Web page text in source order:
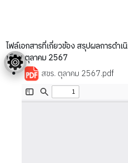
ไฟล์เอกสารที่เกี่ยวข้อง สรุปผลการดำ
เดือน ตุลาคม 2567
สขร. ตุลาคม 2567.pdf